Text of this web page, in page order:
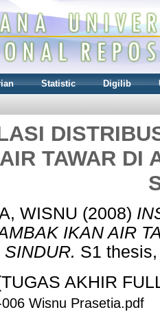
Statistic Digilib
TAWAR DI
WISNU (2008)
IKAN AIR
S1
AKHIR
Wisnu Prasetia.pdf